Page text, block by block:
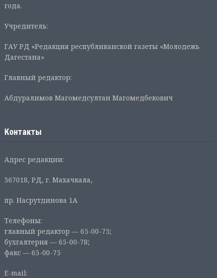
года.
Учредитель:
ГАУ РД «Редакция республиканской газеты «Молодежь
Дагестана»
Главный редактор:
Абдуралимов Магомедсултан Магомедбекович
Контакты
Адрес редакции:
367018, РД, г. Махачкала,
пр. Насрутдинова 1А
Телефоны:
главный редактор — 65-00-75;
бухгалтерия — 65-00-78;
факс — 65-00-75
E-mail: